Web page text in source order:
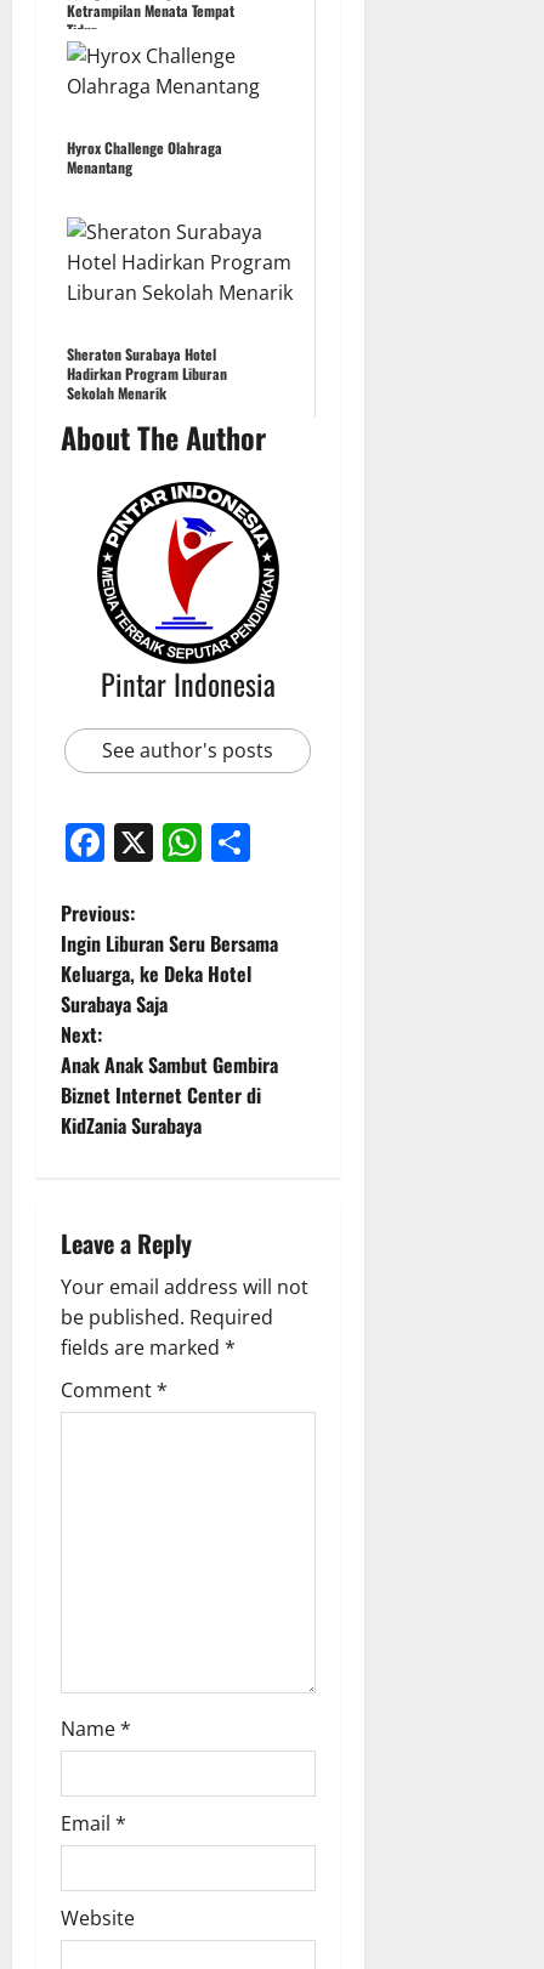
Ketrampilan Menata Tempat
Tidur
Hyrox Challenge Olahraga
Menantang
Sheraton Surabaya Hotel
Hadirkan Program Liburan
Sekolah Menarik
About The Author
Pintar Indonesia
See author's posts
Facebook
X WhatsApp
P
o
s
t
n
v
i
g
a
t
Previous:
Ingin Liburan Seru Bersama
Keluarga, ke Deka Hotel
Surabaya Saja
Next:
Anak Anak Sambut Gembira
Biznet Internet Center di
KidZania Surabaya
Leave a Reply
Your email address will not
be published. Required
fields are marked *
Comment*
Name*
Email *
Website